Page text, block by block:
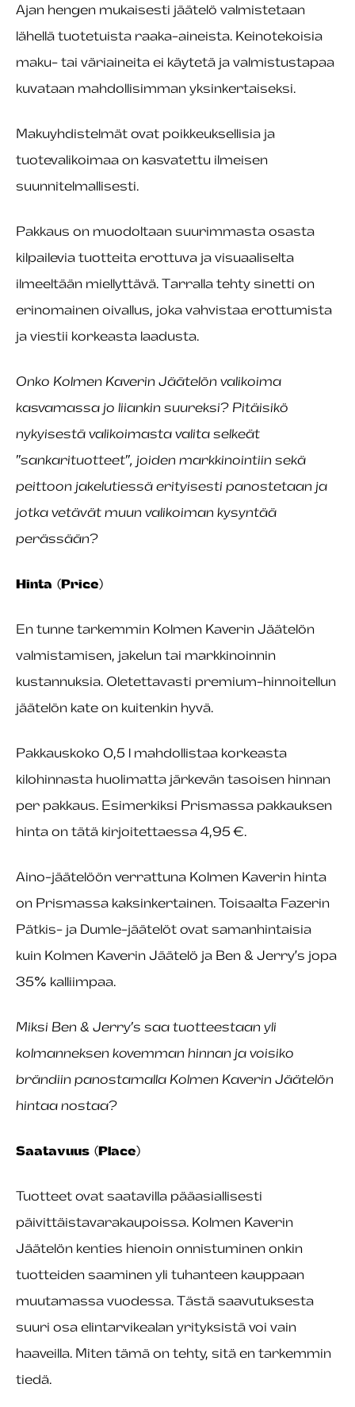
Ajan hengen mukaisesti jäätelö valmistetaan
lähellä tuotetuista raaka-aineista. Keinotekoisia
maku- tai väriaineita ei käytetä ja valmistustapaa
kuvataan mahdollisimman yksinkertaiseksi.
Makuyhdistelmät ovat poikkeuksellisia ja
tuotevalikoimaa on kasvatettu ilmeisen
suunnitelmallisesti.
Pakkaus on muodoltaan suurimmasta osasta
kilpailevia tuotteita erottuva ja visuaaliselta
ilmeeltään miellyttävä. Tarralla tehty sinetti on
erinomainen oivallus, joka vahvistaa erottumista
ja viestii korkeasta laadusta.
Onko Kolmen Kaverin Jäätelön valikoima
kasvamassa jo liiankin suureksi? Pitäisikö
nykyisestä valikoimasta valita selkeät
”sankarituotteet”, joiden markkinointiin sekä
peittoon jakelutiessä erityisesti panostetaan ja
jotka vetävät muun valikoiman kysyntää
perässään?
Hinta (Price)
En tunne tarkemmin Kolmen Kaverin Jäätelön
valmistamisen, jakelun tai markkinoinnin
kustannuksia. Oletettavasti premium-hinnoitellun
jäätelön kate on kuitenkin hyvä.
Pakkauskoko 0,5 l mahdollistaa korkeasta
kilohinnasta huolimatta järkevän tasoisen hinnan
per pakkaus. Esimerkiksi Prismassa pakkauksen
hinta on tätä kirjoitettaessa 4,95 €.
Aino-jäätelöön verrattuna Kolmen Kaverin hinta
on Prismassa kaksinkertainen. Toisaalta Fazerin
Pätkis- ja Dumle-jäätelöt ovat samanhintaisia
kuin Kolmen Kaverin Jäätelö ja Ben & Jerry’s jopa
35% kalliimpaa.
Miksi Ben & Jerry’s saa tuotteestaan yli
kolmanneksen kovemman hinnan ja voisiko
brändiin panostamalla Kolmen Kaverin Jäätelön
hintaa nostaa?
Saatavuus (Place)
Tuotteet ovat saatavilla pääasiallisesti
päivittäistavarakaupoissa. Kolmen Kaverin
Jäätelön kenties hienoin onnistuminen onkin
tuotteiden saaminen yli tuhanteen kauppaan
muutamassa vuodessa. Tästä saavutuksesta
suuri osa elintarvikealan yrityksistä voi vain
haaveilla. Miten tämä on tehty, sitä en tarkemmin
tiedä.